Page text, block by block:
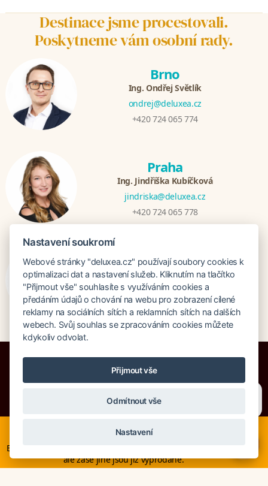
Destinace jsme procestovali.
Poskytneme vám osobní rady.
Brno
Ing. Ondřej Světlík
ondrej@deluxea.cz
+420 724 065 774
Praha
Ing. Jindřiška Kubíčková
jindriska@deluxea.cz
+420 724 065 778
Bratislava
Katarina Hutníková
katarina@deluxea.sk
+421 948 759 074
Pojištění proti úpadku 125 000 000 Kč
© Copyright DELUXEA a.s. 1995-2026
neřešíte na poslední chvíli. Smartwings i Austrian lety po
Evropě neruší. Mnohé hotely v Evropě stále nabízí akční ceny,
ale zase jiné jsou již vyprodané.
×
Nastavení soukromí
Webové stránky "deluxea.cz" používají soubory cookies k
optimalizaci dat a nastavení služeb. Kliknutím na tlačítko
"Přijmout vše" souhlasíte s využíváním cookies a
předáním údajů o chování na webu pro zobrazení cílené
reklamy na sociálních sítích a reklamních sítích na dalších
webech. Svůj souhlas se zpracováním cookies můžete
kdykoliv odvolat.
Přijmout vše
Odmítnout vše
Nastavení
Chettyho.